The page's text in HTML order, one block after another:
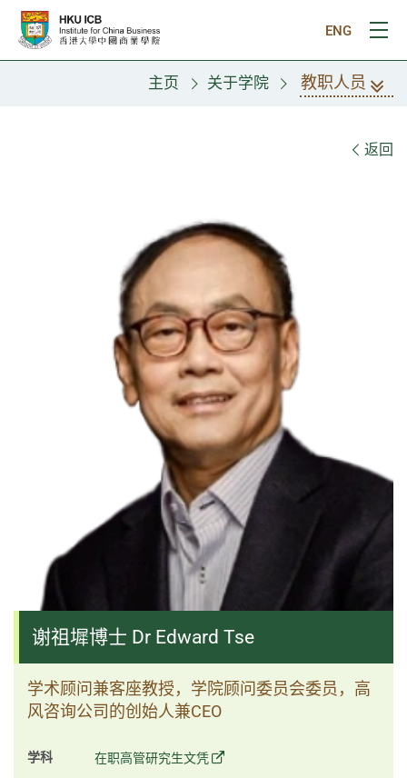
跳往主要内容
ENG
打
主页 关于学院 教职人员
返回
谢祖墀博士 Dr Edward Tse
学术顾问兼客座教授，学院顾问委员会委员，高
风咨询公司的创始人兼CEO
学科 在职高管研究生文凭